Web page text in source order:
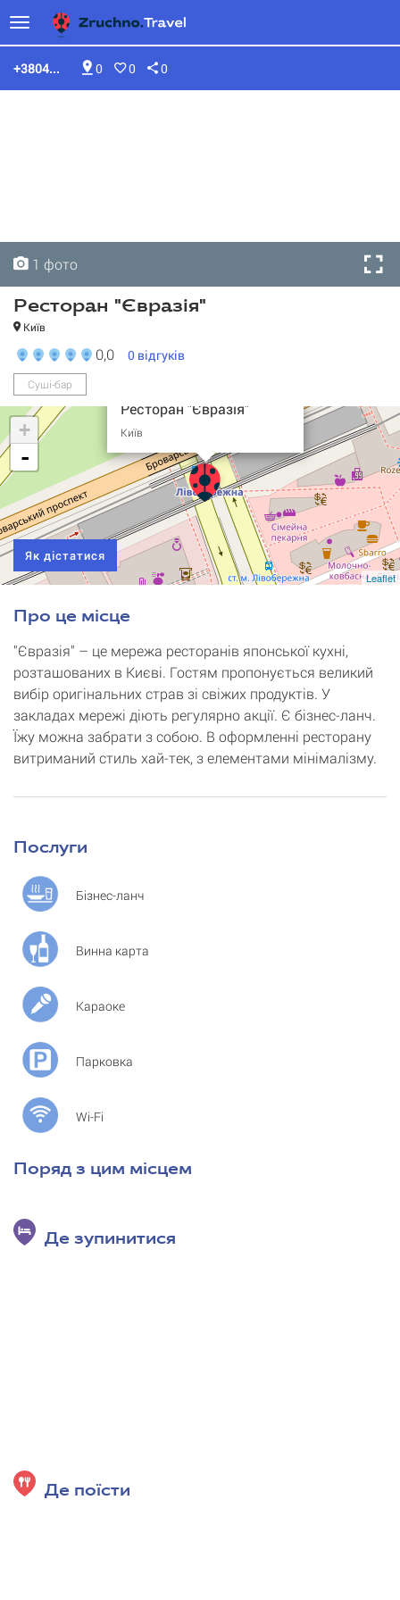
0 0 0
+3804...
1 фото
Ресторан "Євразія"
Київ
0,0 0 відгуків
Суші-бар
Ресторан "Євразія"
Київ
+
-
Leaflet
Як дістатися
Про це місце
"Євразія" – це мережа ресторанів японської кухні,
розташованих в Києві. Гостям пропонується великий
вибір оригінальних страв зі свіжих продуктів. У
закладах мережі діють регулярно акції. Є бізнес-ланч.
Їжу можна забрати з собою. В оформленні ресторану
витриманий стиль хай-тек, з елементами мінімалізму.
Послуги
Бізнес-ланч
Винна карта
Караоке
Парковка
Wi-Fi
Поряд з цим місцем
Де зупинитися
Де поїсти